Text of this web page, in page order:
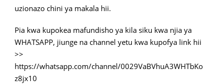
uzionazo chini ya makala hii.
Pia kwa kupokea mafundisho ya kila siku kwa njia ya
WHATSAPP, jiunge na channel yetu kwa kupofya link hii
>>
https://whatsapp.com/channel/0029VaBVhuA3WHTbKo
z8jx10